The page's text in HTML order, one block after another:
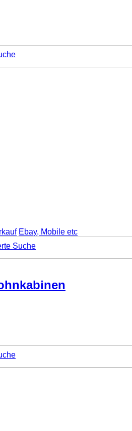
Ebay, Mobile etc
Suche